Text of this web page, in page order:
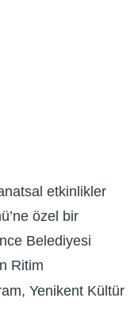
etkinlikler
özel bir
Belediyesi
Ritim
Yenikent Kültür